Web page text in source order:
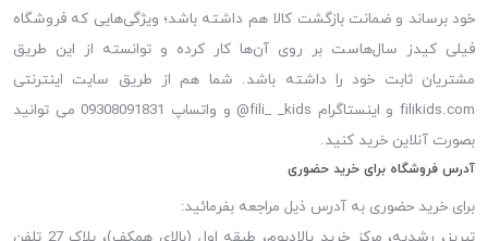
خود برساند و ضمانت بازگشت کالا هم داشته باشد؛ ویژگی‌هایی که فروشگاه
فیلی کیدز سال‌هاست بر روی آن‌ها کار کرده و توانسته از این طریق
مشتریان ثابت خود را داشته باشد. شما هم از طریق سایت اینترنتی
filikids.com و اینستاگرام fili_ _kids@ و واتساپ 09308091831 می توانید
بصورت آنلاین خرید کنید.
آدرس فروشگاه برای خرید حضوری
برای خرید حضوری به آدرس ذیل مراجعه بفرمائید: